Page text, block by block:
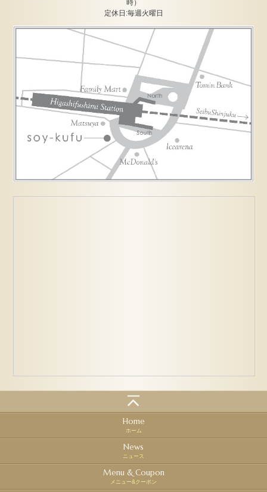
時）
定休日:毎週火曜日
Home
ホーム
News
ニュース
Menu & Coupon
メニュー&クーポン